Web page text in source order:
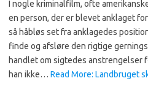
I nogle kriminalfilm, ofte
en person, der er blevet anklaget
så håbløs set fra anklagedes
finde og afsløre den rigtige
handlet om sigtedes anstrengelser
han ikke… Read More: Landbruget